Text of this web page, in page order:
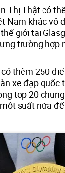
Thị Thật có
Nam khác vô
giới tại
trường hợp
thêm 250
xe đạp quốc
top 20
suất nữa